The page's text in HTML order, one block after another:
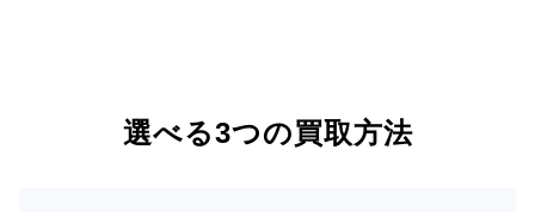
選べる3つの買取方法